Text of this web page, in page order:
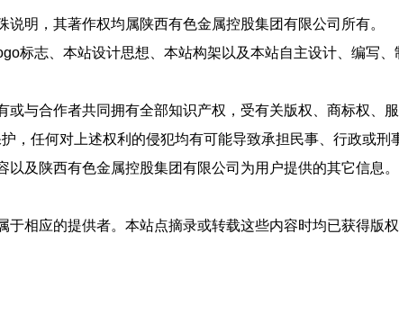
明，其著作权均属陕西有色金属控股集团有限公司所有。
标志、本站设计思想、本站构架以及本站自主设计、编写、
与合作者共同拥有全部知识产权，受有关版权、商标权、
任何对上述权利的侵犯均有可能导致承担民事、行政或刑
及陕西有色金属控股集团有限公司为用户提供的其它信息
相应的提供者。本站点摘录或转载这些内容时均已获得版